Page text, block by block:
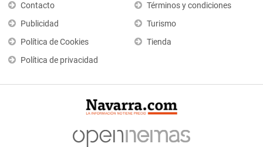
Contacto
Publicidad
Política de Cookies
Política de privacidad
Términos y condiciones
Turismo
Tienda